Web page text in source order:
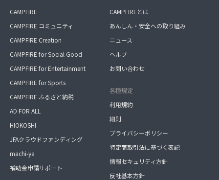
CAMPFIRE
CAMPFIRE コミュニティ
CAMPFIRE Creation
CAMPFIRE for Social Good
CAMPFIRE for Entertainment
CAMPFIRE for Sports
CAMPFIRE ふるさと納税
AD FOR ALL
HIOKOSHI
JFAクラウドファンディング
machi-ya
補助金申請サポート
CAMPFIREとは
あんしん・安全への取り組み
ニュース
ヘルプ
お問い合わせ
各種規定
利用規約
細則
プライバシーポリシー
特定商取引法に基づく表記
情報セキュリティ方針
反社基本方針